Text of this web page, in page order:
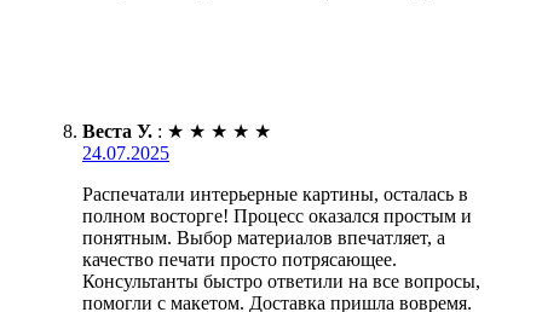
Веста У. : ★ ★ ★ ★ ★
24.07.2025
Распечатали интерьерные картины, осталась в
полном восторге! Процесс оказался простым и
понятным. Выбор материалов впечатляет, а
качество печати просто потрясающее.
Консультанты быстро ответили на все вопросы,
помогли с макетом. Доставка пришла вовремя.